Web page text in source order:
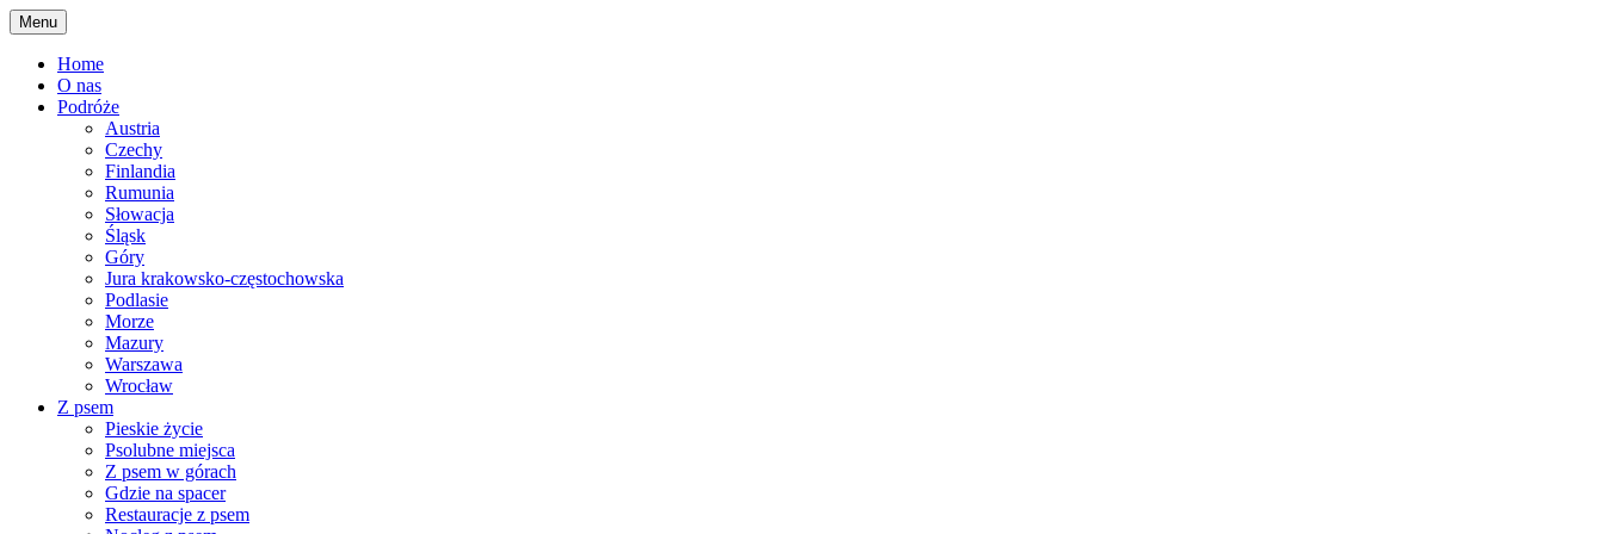
Skip
to
content
Menu
Home
O nas
Podróże
Austria
Czechy
Finlandia
Rumunia
Słowacja
Śląsk
Góry
Jura krakowsko-częstochowska
Podlasie
Morze
Mazury
Warszawa
Wrocław
Z psem
Pieskie życie
Psolubne miejsca
Z psem w górach
Gdzie na spacer
Restauracje z psem